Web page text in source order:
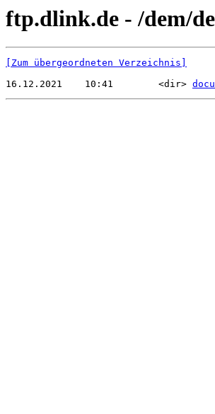
ftp.dlink.de - /dem/
[Zum übergeordneten Verzeichnis]
16.12.2021    10:41        <dir>